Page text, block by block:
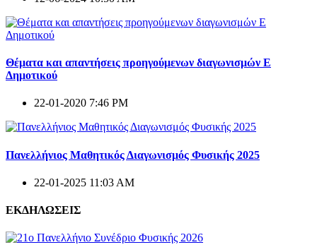
Θέματα και απαντήσεις προηγούμενων διαγωνισμών E
Δημοτικού
22-01-2020 7:46 PM
Πανελλήνιος Μαθητικός Διαγωνισμός Φυσικής 2025
22-01-2025 11:03 AM
ΕΚΔΗΛΩΣΕΙΣ